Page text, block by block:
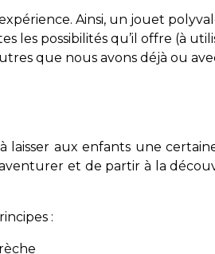
Ainsi, un jouet
possibilités qu’il offre (à
que nous avons déjà ou
aux enfants une
et de partir à la
: